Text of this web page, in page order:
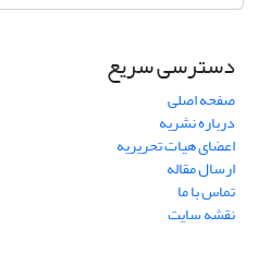
دسترسی سریع
صفحه اصلی
درباره نشریه
اعضای هیات تحریریه
ارسال مقاله
تماس با ما
نقشه سایت